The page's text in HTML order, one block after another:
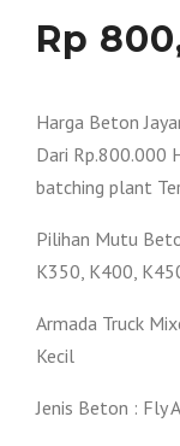
Rp
Harga Beton
Dari Rp.800.000
batching plant
Pilihan Mutu
K350, K400,
Armada Truck
Kecil
Jenis Beton : Fly